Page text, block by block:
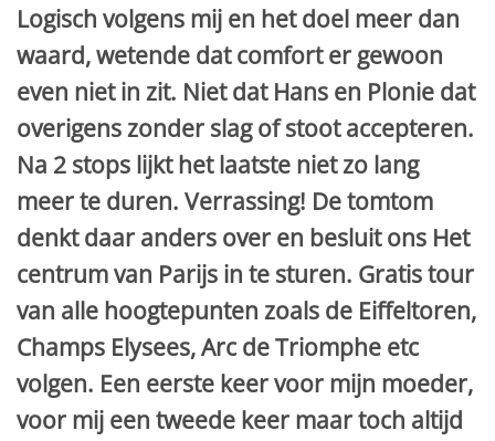
Logisch volgens mij en het doel meer dan
waard, wetende dat comfort er gewoon
even niet in zit. Niet dat Hans en Plonie dat
overigens zonder slag of stoot accepteren.
Na 2 stops lijkt het laatste niet zo lang
meer te duren. Verrassing! De tomtom
denkt daar anders over en besluit ons Het
centrum van Parijs in te sturen. Gratis tour
van alle hoogtepunten zoals de Eiffeltoren,
Champs Elysees, Arc de Triomphe etc
volgen. Een eerste keer voor mijn moeder,
voor mij een tweede keer maar toch altijd